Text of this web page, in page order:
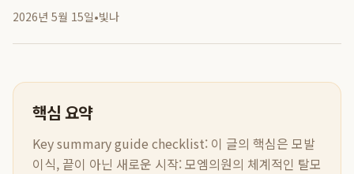
2026년 5월 15일•빛나
핵심 요약
Key summary guide checklist: 이 글의 핵심은 모발
이식, 끝이 아닌 새로운 시작: 모엠의원의 체계적인 탈모